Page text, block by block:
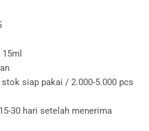
siap pakai / 2.000-5.000 pcs
30 hari setelah menerima